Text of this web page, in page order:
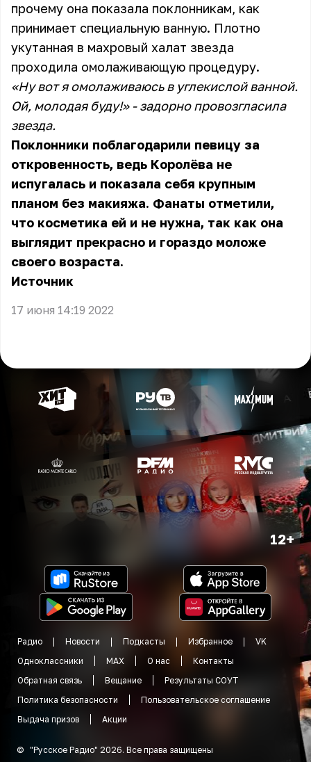
прочему она показала поклонникам, как
принимает специальную ванную. Плотно
укутанная в махровый халат звезда
проходила омолаживающую процедуру.
«Ну вот я омолаживаюсь в углекислой ванной.
Ой, молодая буду!» - задорно провозгласила
звезда.
Поклонники поблагодарили певицу за
откровенность, ведь Королёва не
испугалась и показала себя крупным
планом без макияжа. Фанаты отметили,
что косметика ей и не нужна, так как она
выглядит прекрасно и гораздо моложе
своего возраста.
Источник
17 июня 14:19 2022
12+
Радио Новости Подкасты Избранное
VK
Одноклассники
MAX О нас
Контакты
Обратная связь
Вещание
Результаты СОУТ
Политика безопасности
Пользовательское соглашение
Выдача призов
Акции
© "Русское Радио" 2026. Все права защищены